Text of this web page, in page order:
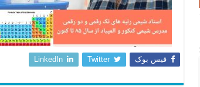
فیس بوک Twitter
LinkedIn